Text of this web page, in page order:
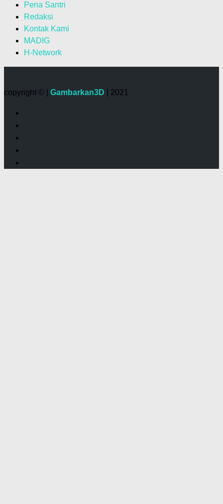
Pena Santri
Redaksi
Kontak Kami
MADIG
H-Network
copyright © | Gambarkan3D | 2021